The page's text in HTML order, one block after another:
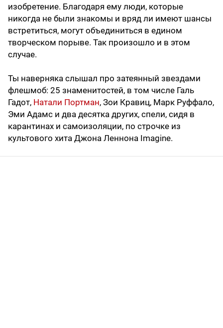
изобретение. Благодаря ему люди, которые
никогда не были знакомы и вряд ли имеют шансы
встретиться, могут объединиться в едином
творческом порыве. Так произошло и в этом
случае.
Ты наверняка слышал про затеянный звездами
флешмоб: 25 знаменитостей, в том числе Галь
Гадот, Натали Портман, Зои Кравиц, Марк Руффало,
Эми Адамс и два десятка других, спели, сидя в
карантинах и самоизоляции, по строчке из
культового хита Джона Леннона Imagine.